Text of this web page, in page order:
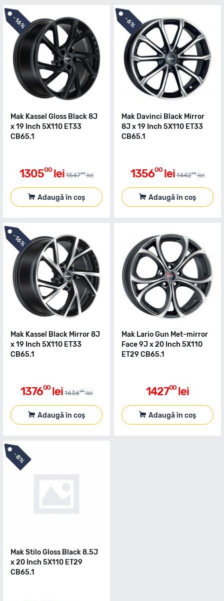
-16%
Mak Kassel Gloss Black 8J
x 19 Inch 5X110 ET33
CB65.1
130500 lei 154700 lei
Adaugă în coș
-
6%
Mak Davinci Black Mirror
8J x 19 Inch 5X110 ET33
CB65.1
135600 lei 144200 lei
Adaugă în coș
-16%
Mak Kassel Black Mirror 8J
x 19 Inch 5X110 ET33
CB65.1
137600 lei 163600 lei
Adaugă în coș
Mak Lario Gun Met-mirror
Face 9J x 20 Inch 5X110
ET29 CB65.1
142700 lei
Adaugă în coș
-
8%
Mak Stilo Gloss Black 8.5J
x 20 Inch 5X110 ET29
CB65.1